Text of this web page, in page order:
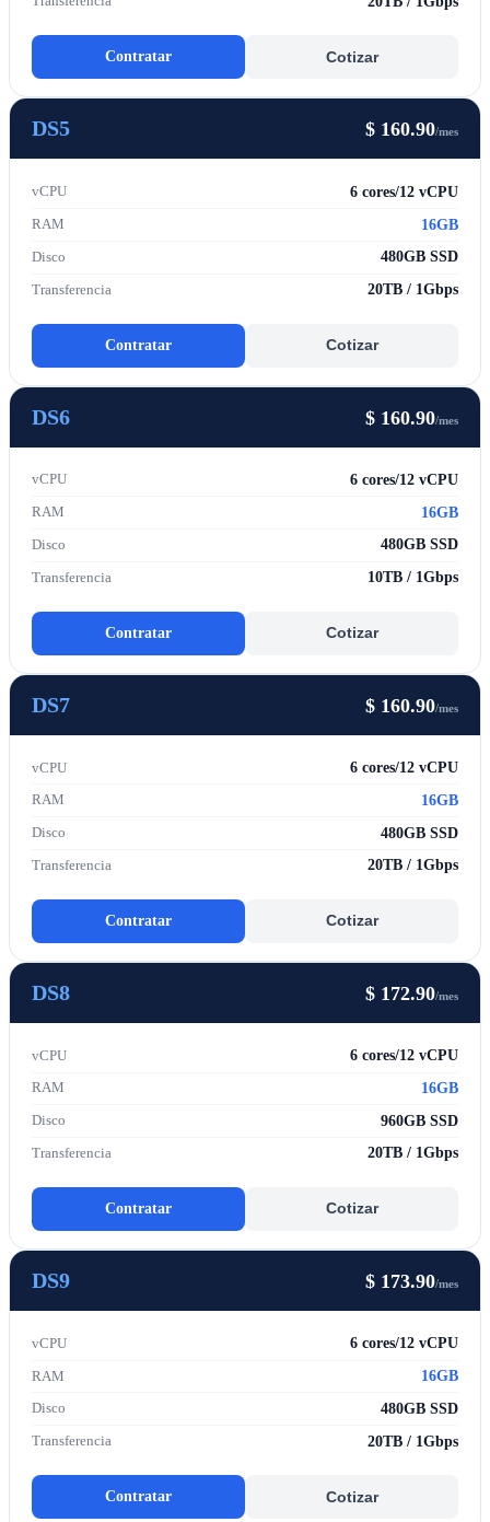
Contratar Cotizar
DS5 $ 160.90/mes
vCPU 6 cores/12 vCPU
RAM 16GB
Disco 480GB SSD
Transferencia 20TB / 1Gbps
Contratar Cotizar
DS6 $ 160.90/mes
vCPU 6 cores/12 vCPU
RAM 16GB
Disco 480GB SSD
Transferencia 10TB / 1Gbps
Contratar Cotizar
DS7 $ 160.90/mes
vCPU 6 cores/12 vCPU
RAM 16GB
Disco 480GB SSD
Transferencia 20TB / 1Gbps
Contratar Cotizar
DS8 $ 172.90/mes
vCPU 6 cores/12 vCPU
RAM 16GB
Disco 960GB SSD
Transferencia 20TB / 1Gbps
Contratar Cotizar
DS9 $ 173.90/mes
vCPU 6 cores/12 vCPU
RAM 16GB
Disco 480GB SSD
Transferencia 20TB / 1Gbps
Contratar Cotizar